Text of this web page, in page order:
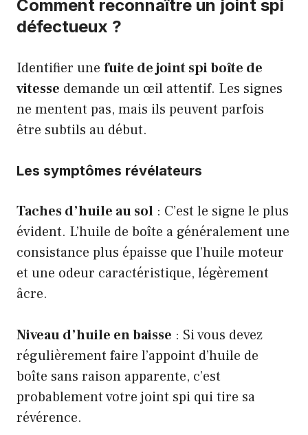
Comment reconnaître un joint spi
défectueux ?
Identifier une fuite de joint spi boîte de
vitesse demande un œil attentif. Les signes
ne mentent pas, mais ils peuvent parfois
être subtils au début.
Les symptômes révélateurs
Taches d’huile au sol : C’est le signe le plus
évident. L’huile de boîte a généralement une
consistance plus épaisse que l’huile moteur
et une odeur caractéristique, légèrement
âcre.
Niveau d’huile en baisse : Si vous devez
régulièrement faire l’appoint d’huile de
boîte sans raison apparente, c’est
probablement votre joint spi qui tire sa
révérence.